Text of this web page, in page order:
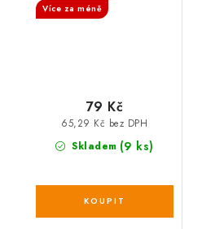
Více za méně
Skladem (9 ks)
65,29 Kč bez DPH
79 Kč